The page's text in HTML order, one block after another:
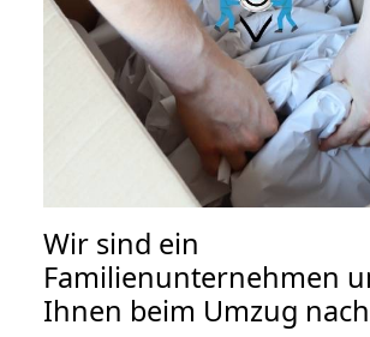
Wir sind ein
Familienunternehmen
Ihnen beim Umzug